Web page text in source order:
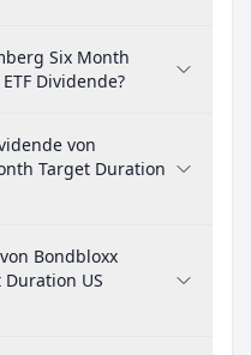
Six Month
Dividende?
von
Target Duration
Bondbloxx
US